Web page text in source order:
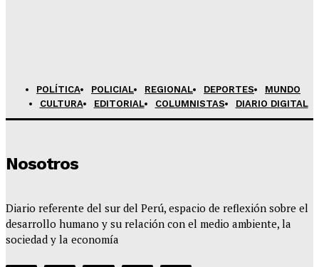
POLÍTICA
POLICIAL REGIONAL DEPORTES
MUNDO
CULTURA
EDITORIAL COLUMNISTAS DIARIO DIGITAL
Nosotros
Diario referente del sur del Perú, espacio de reflexión sobre el
desarrollo humano y su relación con el medio ambiente, la
sociedad y la economía